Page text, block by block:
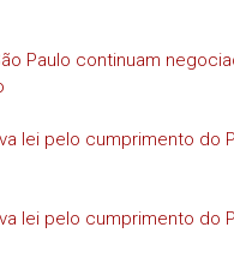
Paulo continuam
lei pelo cumprimento do
lei pelo cumprimento do